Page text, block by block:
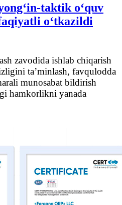
taktik o‘quv
o‘tkazildi
zavodida ishlab chiqarish
ta’minlash, favqulodda
munosabat bildirish
hamkorlikni yanada